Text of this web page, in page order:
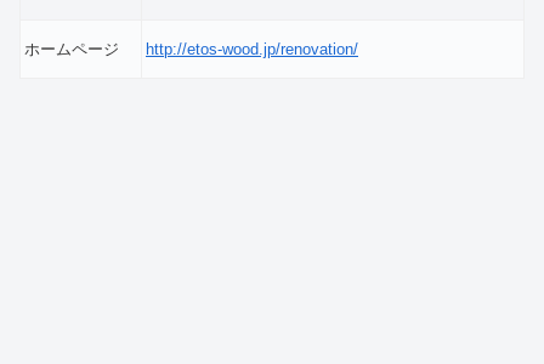
ホームページ http://etos-wood.jp/renovation/